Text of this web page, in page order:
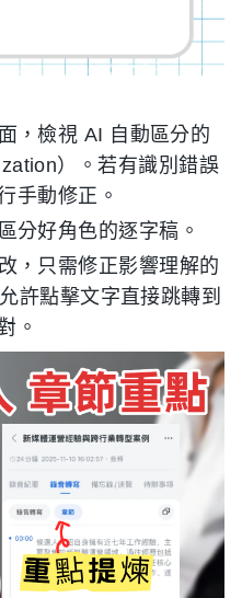
，檢視 AI 自動區分的
）。若有識別錯誤
手動修正。
分好角色的逐字稿。
，只需修正影響理解的
許點擊文字直接跳轉到
。